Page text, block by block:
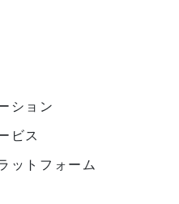
ション
ビス
ットフォーム